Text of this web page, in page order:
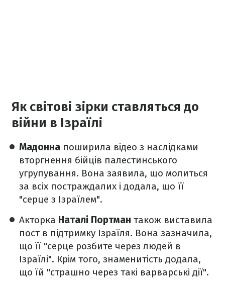
Як світові зірки ставляться до
війни в Ізраїлі
Мадонна поширила відео з наслідками
вторгнення бійців палестинського
угрупування. Вона заявила, що молиться
за всіх постраждалих і додала, що її
"серце з Ізраїлем".
Акторка Наталі Портман також виставила
пост в підтримку Ізраїля. Вона зазначила,
що її "серце розбите через людей в
Ізраїлі". Крім того, знаменитість додала,
що їй "страшно через такі варварські дії".